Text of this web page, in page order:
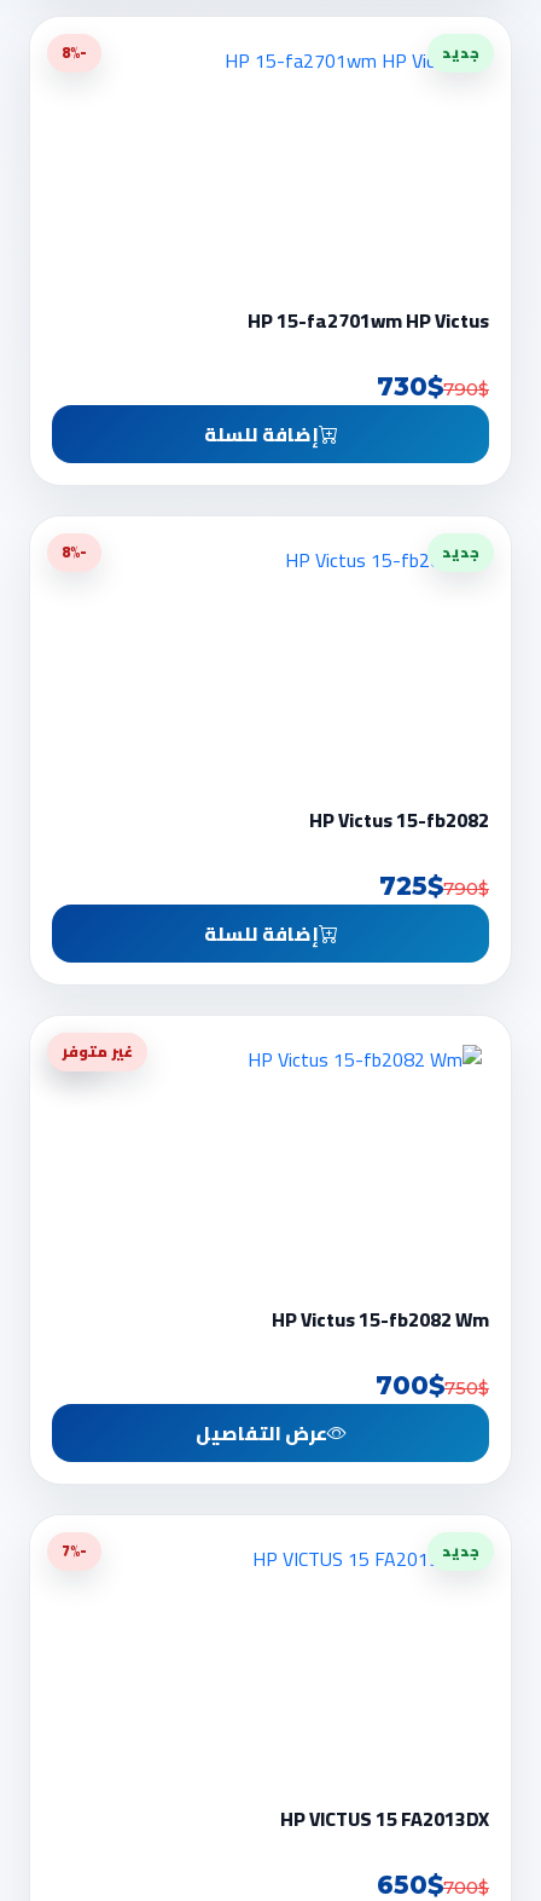
جديد -8%
HP 15-fa2701wm HP Victus
790$
730$
إضافة للسلة
جديد -8%
HP Victus 15-fb2082
790$
725$
إضافة للسلة
-7%
غير متوفر
HP Victus 15-fb2082 Wm
750$
700$
عرض التفاصيل
جديد -7%
HP VICTUS 15 FA2013DX
700$
650$